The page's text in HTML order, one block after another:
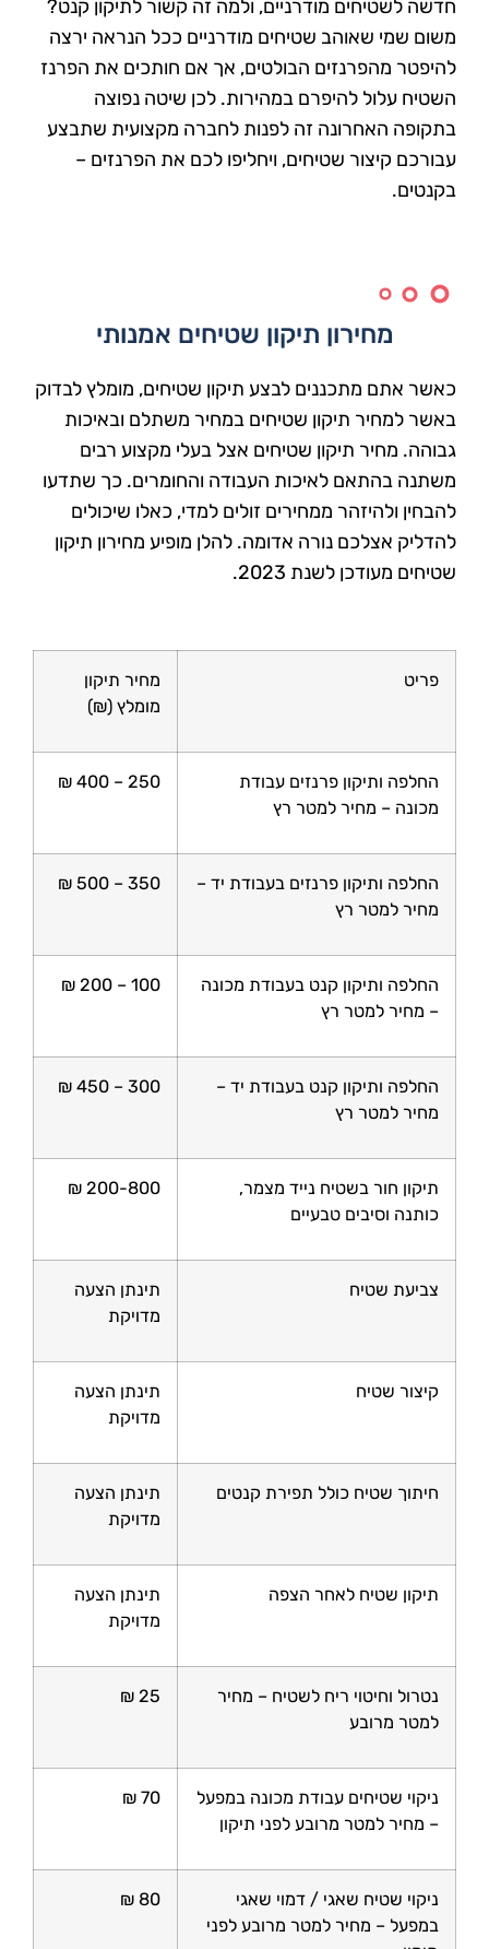
חדשה לשטיחים מודרניים, ולמה זה קשור לתיקון קנט?
משום שמי שאוהב שטיחים מודרניים ככל הנראה ירצה
להיפטר מהפרנזים הבולטים, אך אם חותכים את הפרנז
השטיח עלול להיפרם במהירות. לכן שיטה נפוצה
בתקופה האחרונה זה לפנות לחברה מקצועית שתבצע
עבורכם קיצור שטיחים, ויחליפו לכם את הפרנזים –
בקנטים.
מחירון תיקון שטיחים אמנותי
כאשר אתם מתכננים לבצע תיקון שטיחים, מומלץ לבדוק
באשר למחיר תיקון שטיחים במחיר משתלם ובאיכות
גבוהה. מחיר תיקון שטיחים אצל בעלי מקצוע רבים
משתנה בהתאם לאיכות העבודה והחומרים. כך שתדעו
להבחין ולהיזהר ממחירים זולים למדי, כאלו שיכולים
להדליק אצלכם נורה אדומה. להלן מופיע מחירון תיקון
שטיחים מעודכן לשנת 2023.
פריט
מחיר תיקון
מומלץ (₪)
החלפה ותיקון פרנזים עבודת
מכונה – מחיר למטר רץ
250 – 400 ₪
החלפה ותיקון פרנזים בעבודת יד –
מחיר למטר רץ
350 – 500 ₪
החלפה ותיקון קנט בעבודת מכונה
– מחיר למטר רץ
100 – 200 ₪
החלפה ותיקון קנט בעבודת יד –
מחיר למטר רץ
300 – 450 ₪
תיקון חור בשטיח נייד מצמר,
כותנה וסיבים טבעיים
200-800 ₪
צביעת שטיח
תינתן הצעה
מדויקת
קיצור שטיח
תינתן הצעה
מדויקת
חיתוך שטיח כולל תפירת קנטים
תינתן הצעה
מדויקת
תיקון שטיח לאחר הצפה
תינתן הצעה
מדויקת
נטרול וחיטוי ריח לשטיח – מחיר
למטר מרובע
25 ₪
ניקוי שטיחים עבודת מכונה במפעל
– מחיר למטר מרובע לפני תיקון
70 ₪
ניקוי שטיח שאגי / דמוי שאגי
במפעל – מחיר למטר מרובע לפני
80 ₪